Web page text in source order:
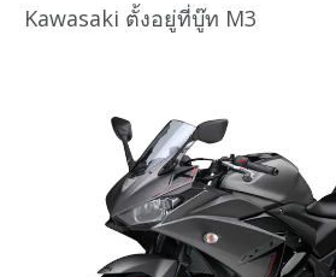
Kawasaki ตั้งอยู่ที่บู๊ท M3